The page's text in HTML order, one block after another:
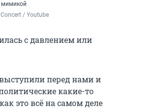
мимикой
/ Youtube
с давлением или
перед нами и
какие-то
это всё на самом деле